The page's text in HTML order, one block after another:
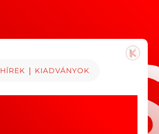
HÍREK | KIADVÁNYOK